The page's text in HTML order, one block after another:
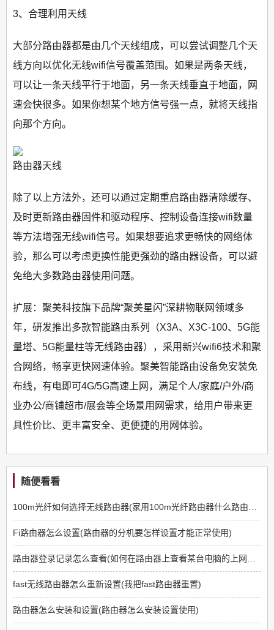
3、合理利用天线
大部分路由器都是由几个天线组成，可以尝试调整几个天
线方向以优化无线wifi信号覆盖范围。如果是两条天线，
可以让一条天线平行于地面，另一条天线垂直于地面，网
速会快很多。如果你想某个地方信号强一点，就将天线指
向那个方向。
路由器天线
除了以上方法外，还可以通过定期重启路由器清除缓存、
及时更新路由器固件和驱动程序、控制设备连接wifi数量
等方法增强无线wifi信号。如果想要追求更畅快的网络体
验，那么可以考虑更换性能更强劲的路由器设备，可以避
免绝大多数路由器使用问题。
扩展：聚美科技旗下品牌“聚美星闪”深耕物联网领域多
年，研发推出多款智能路由系列（X3A、X3C-100、5G能
量塔、5G能量柱等无线路由器），采用新兴wifi6技术和聚
合网络，畅享更快网速体验。聚美智能路由设备免安装免
布线，有电即可4G/5G高速上网，满足个人/家庭/户外/商
业办公/商铺超市/展会等全场景用网需求，给用户带来更
具性价比、更丰富安全、更便捷的用网体验。
随便看看
Fi路由器怎么设置(路由器的分机要怎样设置才能正常使用)
fast无线路由器怎么重新设置(我把fast路由器重置)
路由器怎么安装和设置(路由器怎么安装设置使用)